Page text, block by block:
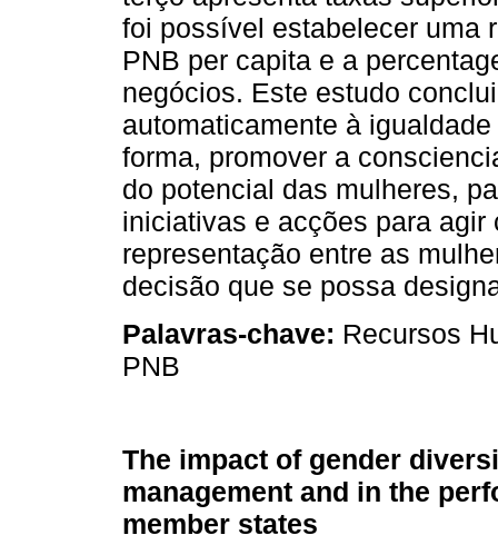
foi possível estabelecer uma
PNB per capita e a
negócios. Este estudo
automaticamente à
forma, promover a
do potencial das mulheres,
iniciativas e acções para
representação entre as
decisão que se possa
Palavras-chave: Recursos
PNB
The impact of gender
management and in the
member states